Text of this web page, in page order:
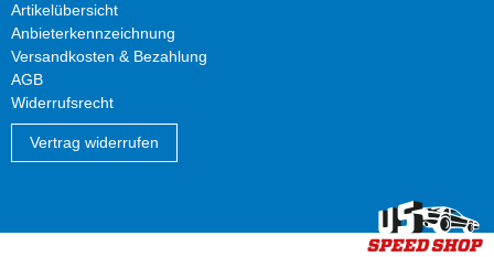
Artikelübersicht
Anbieterkennzeichnung
Versandkosten & Bezahlung
AGB
Widerrufsrecht
Vertrag widerrufen